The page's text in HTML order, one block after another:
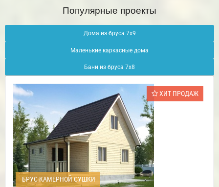
Популярные проекты
Дома из бруса 7х9
Маленькие каркасные дома
Бани из бруса 7х8
ХИТ ПРОДАЖ
БРУС КАМЕРНОЙ СУШКИ